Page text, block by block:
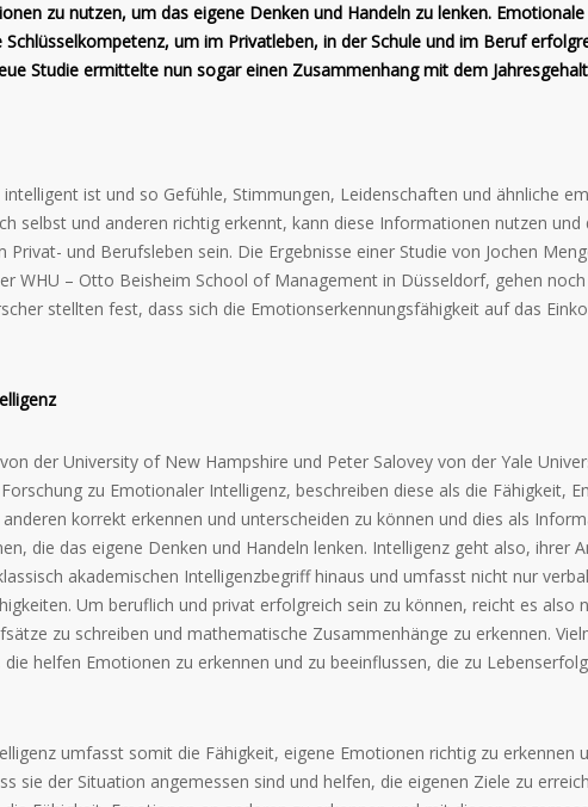
zu nutzen, um das eigene Denken und Handeln zu lenken.
Schlüsselkompetenz, um im Privatleben, in der Schule und im Beruf
Studie ermittelte nun sogar einen Zusammenhang mit dem
ist und so Gefühle, Stimmungen, Leidenschaften und ähnliche
selbst und anderen richtig erkennt, kann diese Informationen nutzen und
Privat- und Berufsleben sein. Die Ergebnisse einer Studie von Jochen
WHU – Otto Beisheim School of Management in Düsseldorf, gehen
stellten fest, dass sich die Emotionserkennungsfähigkeit auf das
der University of New Hampshire und Peter Salovey von der Yale
zu Emotionaler Intelligenz, beschreiben diese als die Fähigkeit,
korrekt erkennen und unterscheiden zu können und dies als
die das eigene Denken und Handeln lenken. Intelligenz geht also, ihrer
akademischen Intelligenzbegriff hinaus und umfasst nicht nur
Um beruflich und privat erfolgreich sein zu können, reicht es also
zu schreiben und mathematische Zusammenhänge zu erkennen.
die helfen Emotionen zu erkennen und zu beeinflussen, die zu
umfasst somit die Fähigkeit, eigene Emotionen richtig zu erkennen
sie der Situation angemessen sind und helfen, die eigenen Ziele zu